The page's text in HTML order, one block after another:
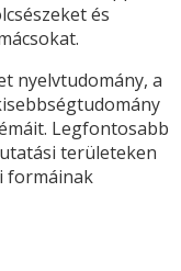
és
nyelvtudomány, a
Legfontosabb
területeken
formáinak